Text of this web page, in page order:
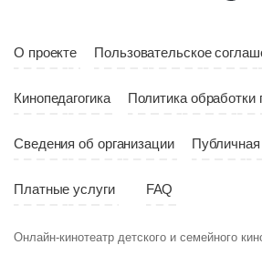
О проекте Пользовательское
Кинопедагогика Политика
Сведения об организации
Платные услуги FAQ
Онлайн-кинотеатр детского и семейного